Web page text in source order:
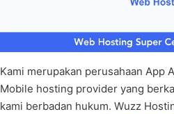
Kami merupakan perusahaan App
Mobile hosting provider yang
kami berbadan hukum. Wuzz